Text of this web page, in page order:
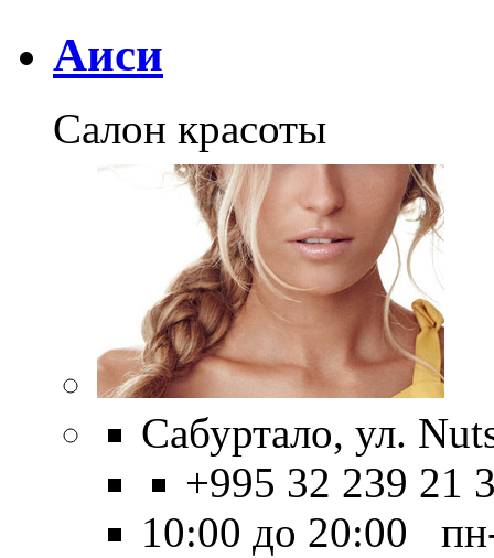
Аиси
Салон красоты
Сабуртало, ул.
+995 32 239 21
10:00 до 20:00